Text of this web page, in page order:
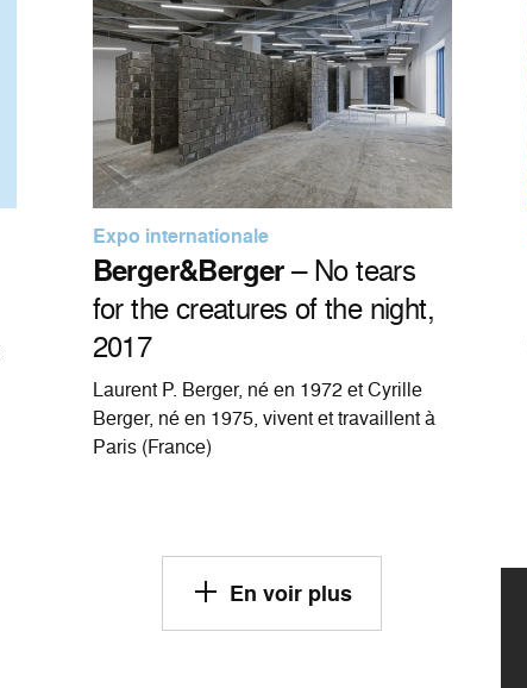
Expo internationale
Berger&Berger– No tears
for the creatures of the night,
2017
Laurent P. Berger, né en 1972 et Cyrille
Berger, né en 1975, vivent et travaillent à
Paris (France)
En voir plus